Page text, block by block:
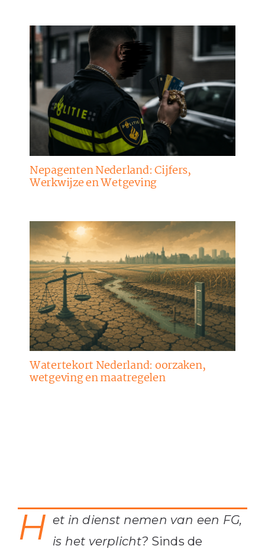
Nepagenten Nederland: Cijfers,
Werkwijze en Wetgeving
Watertekort Nederland: oorzaken,
wetgeving en maatregelen
H et in dienst nemen van een FG,
is het verplicht? Sinds de